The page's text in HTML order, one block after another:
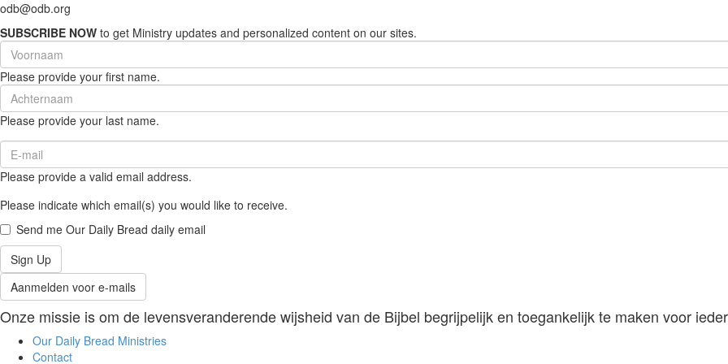
odb@odb.org
SUBSCRIBE NOW to get Ministry updates and personalized content on our sites.
First
Name
(required)
Please provide your first name.
Last
Name
(required)
Please provide your last name.
Email
(required)
Please provide a valid email address.
Please indicate which email(s) you would like to receive.
Send me Our Daily Bread daily email
Sign Up
Aanmelden voor e-mails
Onze missie is om de levensveranderende wijsheid van de Bijbel begrijpelijk en toegankelijk te maken voor
Our Daily Bread Ministries
Contact